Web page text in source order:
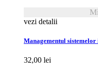
vezi detalii
Managementul
32,00 lei